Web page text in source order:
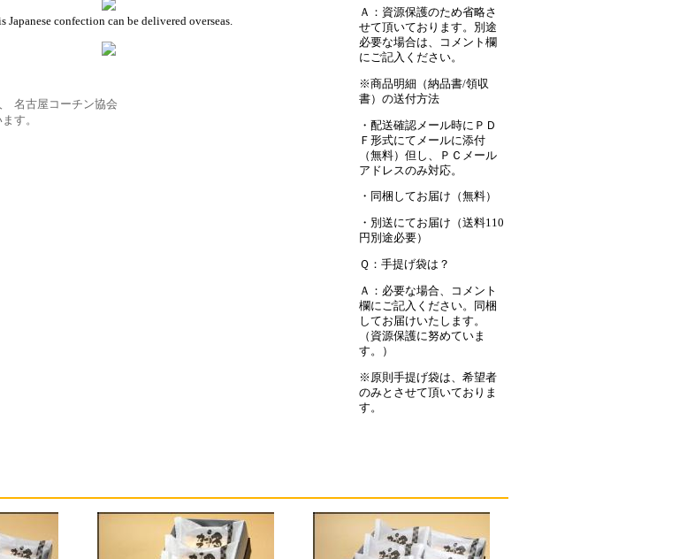
Japanese confection can be delivered overseas.
名古屋コーチン協会
す。
Ａ：資源保護のため省略さ
せて頂いております。別途
必要な場合は、コメント欄
にご記入ください。
※商品明細（納品書/領収
書）の送付方法
・配送確認メール時にＰＤ
Ｆ形式にてメールに添付
（無料）但し、ＰＣメール
アドレスのみ対応。
・同梱してお届け（無料）
・別送にてお届け（送料110
円別途必要）
Ｑ：手提げ袋は？
Ａ：必要な場合、コメント
欄にご記入ください。同梱
してお届けいたします。
（資源保護に努めていま
す。）
※原則手提げ袋は、希望者
のみとさせて頂いておりま
す。